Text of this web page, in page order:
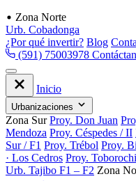
Zona Norte
Urb. Cobadonga
¿Por qué invertir? Blog
(591) 75003978
Inicio
Urbanizaciones
Zona Sur Proy. Don Juan
Mendoza Proy. Céspedes / II
Sur / F1 Proy. Trébol Proy.
· Los Cedros Proy.
Urb. Tajibo F1 – F2 Zona